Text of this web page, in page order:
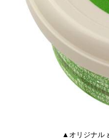
▲オリジナル